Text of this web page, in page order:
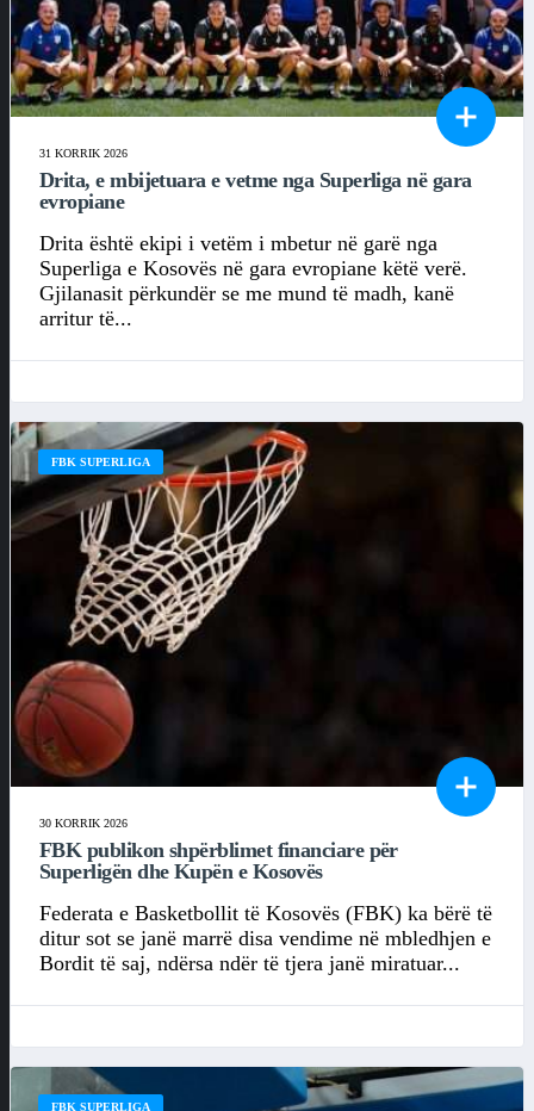
31 KORRIK 2026
Drita, e mbijetuara e vetme nga Superliga në gara
evropiane
Drita është ekipi i vetëm i mbetur në garë nga
Superliga e Kosovës në gara evropiane këtë verë.
Gjilanasit përkundër se me mund të madh, kanë
arritur të...
FBK SUPERLIGA
30 KORRIK 2026
FBK publikon shpërblimet financiare për
Superligën dhe Kupën e Kosovës
Federata e Basketbollit të Kosovës (FBK) ka bërë të
ditur sot se janë marrë disa vendime në mbledhjen e
Bordit të saj, ndërsa ndër të tjera janë miratuar...
FBK SUPERLIGA